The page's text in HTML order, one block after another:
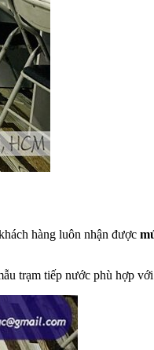
hàng luôn nhận được
trạm tiếp nước phù hợp